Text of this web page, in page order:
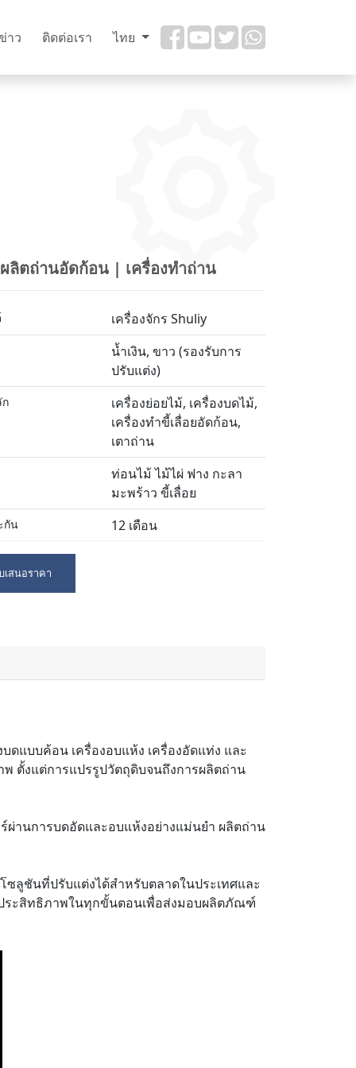
าว ติดต่อเรา ไทย
ลิตถ่านอัดก้อน | เครื่องทำถ่าน
เครื่องจักร Shuliy
น้ำเงิน, ขาว (รองรับการ
ปรับแต่ง)
เครื่องย่อยไม้, เครื่องบดไม้,
เครื่องทำขี้เลื่อยอัดก้อน,
เตาถ่าน
ท่อนไม้ ไม้ไผ่ ฟาง กะลา
มะพร้าว ขี้เลื่อย
กัน 12 เดือน
การรับประกัน
เสนอราคา
แบบค้อน เครื่องอบแห้ง เครื่องอัดแท่ง และ
ตั้งแต่การแปรรูปวัตถุดิบจนถึงการผลิตถ่าน
ผ่านการบดอัดและอบแห้งอย่างแม่นยำ ผลิตถ่าน
ซลูชันที่ปรับแต่งได้สำหรับตลาดในประเทศและ
ประสิทธิภาพในทุกขั้นตอนเพื่อส่งมอบผลิตภัณฑ์